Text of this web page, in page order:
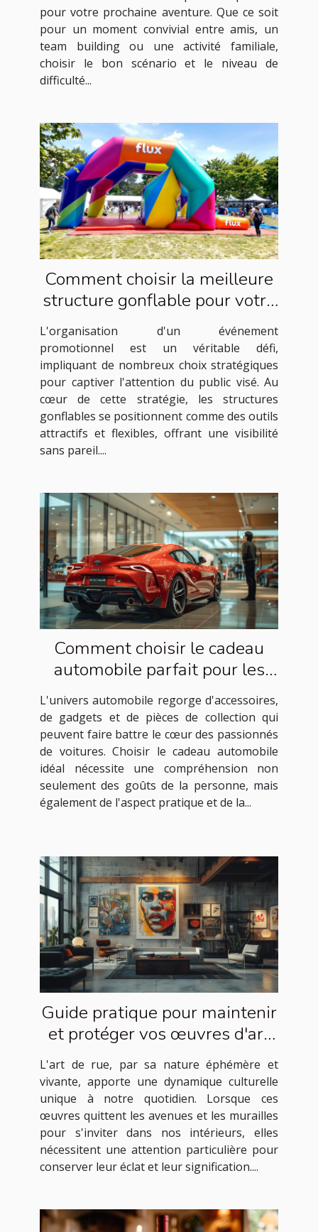
pour votre prochaine aventure. Que ce soit
pour un moment convivial entre amis, un
team building ou une activité familiale,
choisir le bon scénario et le niveau de
difficulté...
Comment choisir la meilleure
structure gonflable pour votre
événement promotionnel
L'organisation d'un événement
promotionnel est un véritable défi,
impliquant de nombreux choix stratégiques
pour captiver l'attention du public visé. Au
cœur de cette stratégie, les structures
gonflables se positionnent comme des outils
attractifs et flexibles, offrant une visibilité
sans pareil....
Comment choisir le cadeau
automobile parfait pour les
passionnés de voitures
L'univers automobile regorge d'accessoires,
de gadgets et de pièces de collection qui
peuvent faire battre le cœur des passionnés
de voitures. Choisir le cadeau automobile
idéal nécessite une compréhension non
seulement des goûts de la personne, mais
également de l'aspect pratique et de la...
Guide pratique pour maintenir
et protéger vos œuvres d'art
de rue à la maison
L'art de rue, par sa nature éphémère et
vivante, apporte une dynamique culturelle
unique à notre quotidien. Lorsque ces
œuvres quittent les avenues et les murailles
pour s'inviter dans nos intérieurs, elles
nécessitent une attention particulière pour
conserver leur éclat et leur signification....